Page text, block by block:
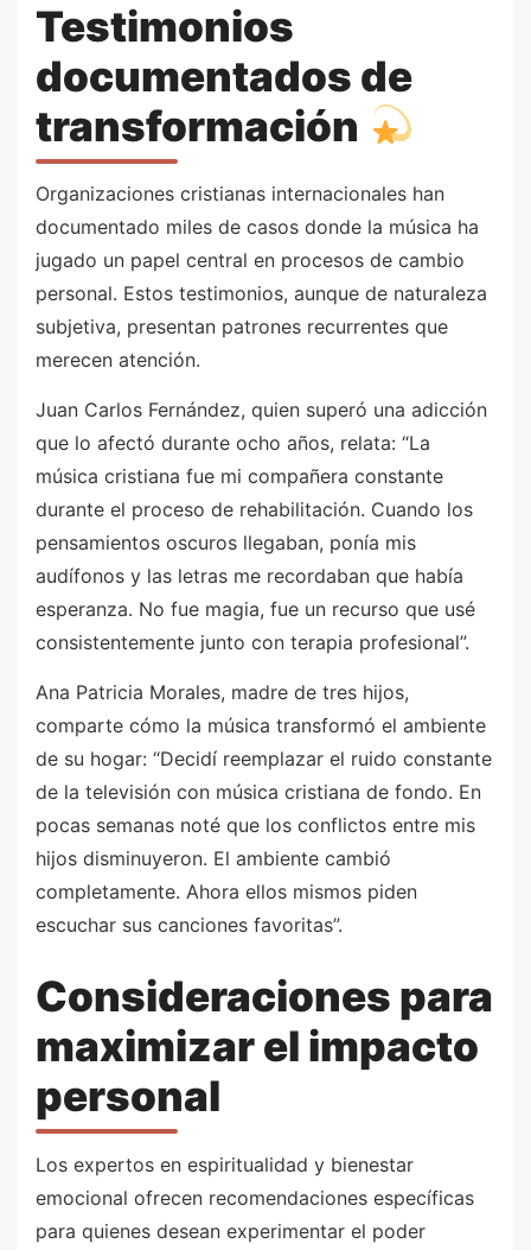
Testimonios
documentados de
transformación
Organizaciones cristianas internacionales han
documentado miles de casos donde la música ha
jugado un papel central en procesos de cambio
personal. Estos testimonios, aunque de naturaleza
subjetiva, presentan patrones recurrentes que
merecen atención.
Juan Carlos Fernández, quien superó una adicción
que lo afectó durante ocho años, relata: “La
música cristiana fue mi compañera constante
durante el proceso de rehabilitación. Cuando los
pensamientos oscuros llegaban, ponía mis
audífonos y las letras me recordaban que había
esperanza. No fue magia, fue un recurso que usé
consistentemente junto con terapia profesional”.
Ana Patricia Morales, madre de tres hijos,
comparte cómo la música transformó el ambiente
de su hogar: “Decidí reemplazar el ruido constante
de la televisión con música cristiana de fondo. En
pocas semanas noté que los conflictos entre mis
hijos disminuyeron. El ambiente cambió
completamente. Ahora ellos mismos piden
escuchar sus canciones favoritas”.
Consideraciones para
maximizar el impacto
personal
Los expertos en espiritualidad y bienestar
emocional ofrecen recomendaciones específicas
para quienes desean experimentar el poder